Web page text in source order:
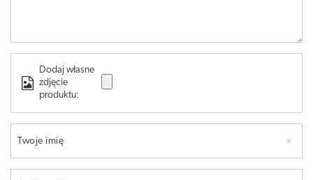
Dodaj własne
zdjęcie
produktu:
Twoje imię